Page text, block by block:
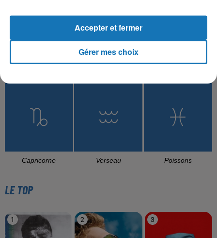
Capricorne Verseau Poissons
LE TOP
1 2 3
Gérer mes choix
Accepter et fermer